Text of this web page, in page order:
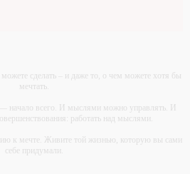
сделать – и даже то, о чем можете хотя бы
мечтать.
всего. И мыслями можно управлять. И
работать над мыслями.
к мечте. Живите той жизнью, которую вы сами
себе придумали.